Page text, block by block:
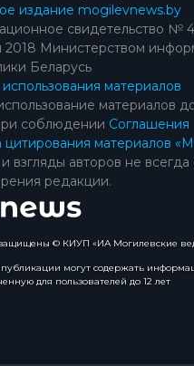
издание mogilevnews.by
свидетельство №
2018 Министерством
Беларусь
материалов
материалов
соблюдении Соглашения
цитирования материалов
взгляды авторов не
редакции.
© КИУП «ИА Могилевские
могут содержать
для пользователей до 12 лет